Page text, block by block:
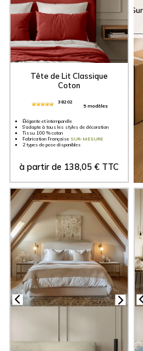
Tête de Lit Classique
Coton
38202
5 modèles
Élégante et intemporelle
S'adapte à tous les styles de décoration
Tissu 100 % coton
Fabrication Française SUR-MESURE
2 types de pose disponibles
à partir de 138,05€ TTC